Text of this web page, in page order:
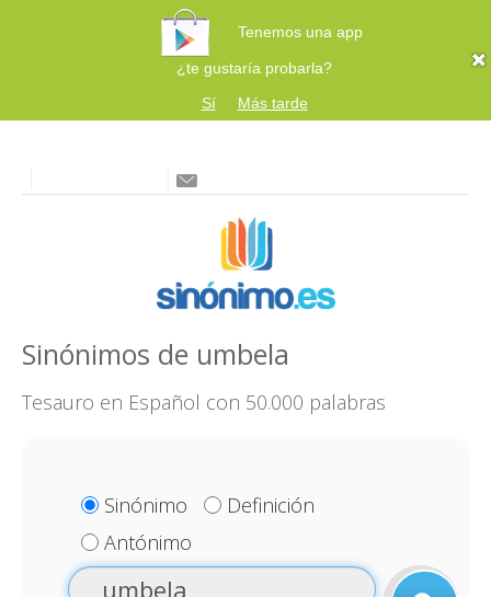
Tenemos una app
¿te gustaría probarla?
Sí
Más tarde
Sinónimos de umbela
Tesauro en Español con 50.000 palabras
Sinónimo
Definición
Antónimo